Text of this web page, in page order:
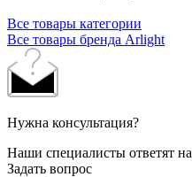
Все товары категории
Все товары бренда Arlight
Нужна консультация?
Наши специалисты ответят
Задать вопрос